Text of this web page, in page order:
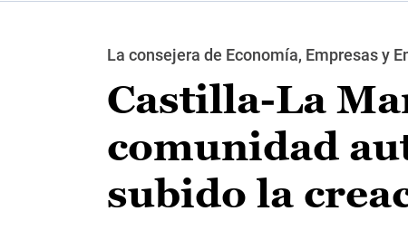
La consejera de Economía, Empresas y
Castilla-La
comunidad
subido la